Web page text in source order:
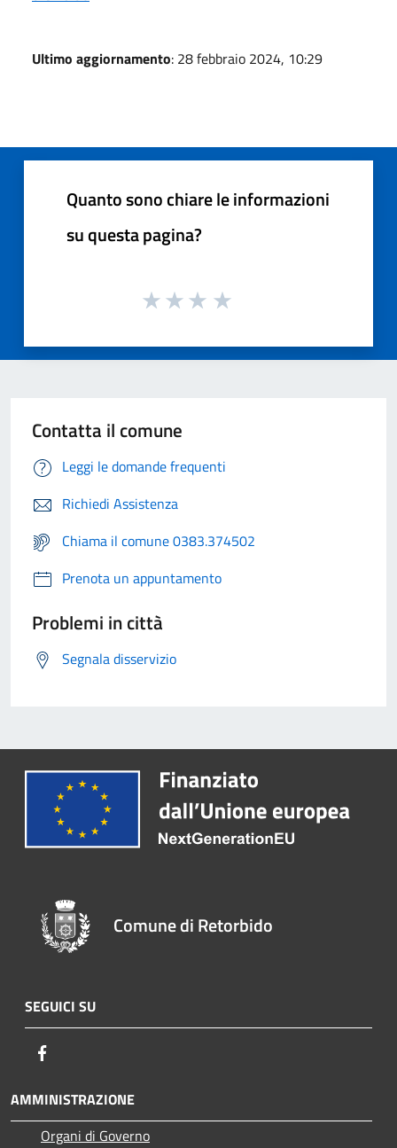
Ultimo aggiornamento: 28 febbraio 2024, 10:29
Quanto sono chiare le informazioni
su questa pagina?
Contatta il comune
Leggi le domande frequenti
Richiedi Assistenza
Chiama il comune 0383.374502
Prenota un appuntamento
Problemi in città
Segnala disservizio
Comune di Retorbido
SEGUICI SU
AMMINISTRAZIONE
Organi di Governo